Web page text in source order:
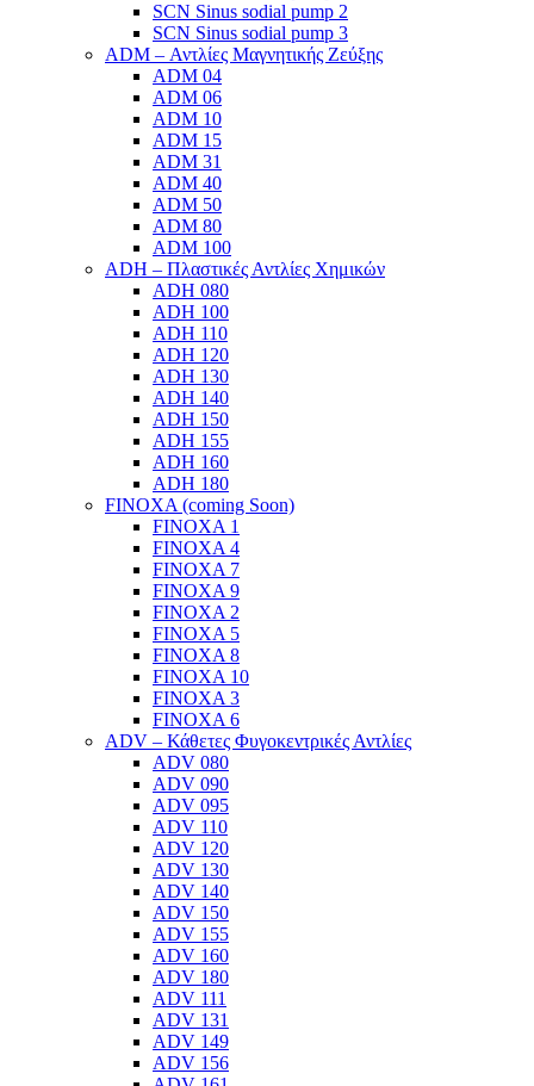
SCN Sinus sodial pump 2
SCN Sinus sodial pump 3
ADM – Αντλίες Μαγνητικής Ζεύξης
ADM 04
ADM 06
ADM 10
ADM 15
ADM 31
ADM 40
ADM 50
ADM 80
ADM 100
ADH – Πλαστικές Αντλίες Χημικών
ADH 080
ADH 100
ADH 110
ADH 120
ADH 130
ADH 140
ADH 150
ADH 155
ADH 160
ADH 180
FINOXA (coming Soon)
FINOXA 1
FINOXA 4
FINOXA 7
FINOXA 9
FINOXA 2
FINOXA 5
FINOXA 8
FINOXA 10
FINOXA 3
FINOXA 6
ADV – Κάθετες Φυγοκεντρικές Αντλίες
ADV 080
ADV 090
ADV 095
ADV 110
ADV 120
ADV 130
ADV 140
ADV 150
ADV 155
ADV 160
ADV 180
ADV 111
ADV 131
ADV 149
ADV 156